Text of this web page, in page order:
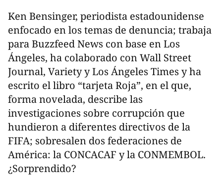
Ken Bensinger, periodista estadounidense
enfocado en los temas de denuncia; trabaja
para Buzzfeed News con base en Los
Ángeles, ha colaborado con Wall Street
Journal, Variety y Los Ángeles Times y ha
escrito el libro “tarjeta Roja”, en el que,
forma novelada, describe las
investigaciones sobre corrupción que
hundieron a diferentes directivos de la
FIFA; sobresalen dos federaciones de
América: la CONCACAF y la CONMEMBOL.
¿Sorprendido?